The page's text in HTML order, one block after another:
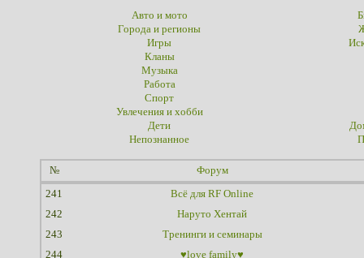
Авто и мото
Города и регионы
Игры
Кланы
Музыка
Работа
Спорт
Увлечения и хобби
Дети
Непознанное
№ Форум
241
Всё для RF Online
242
Наруто Хентай
243
Тренинги и семинары
244
♥love family♥